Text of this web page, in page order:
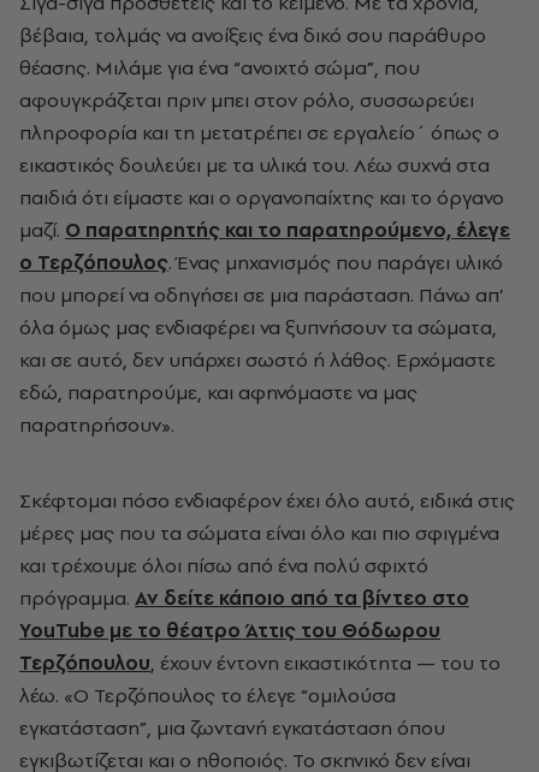
βέβαια, τολμάς να ανοίξεις ένα δικό σου παράθυρο
θέασης. Μιλάμε για ένα “ανοιχτό σώμα”, που
αφουγκράζεται πριν μπει στον ρόλο, συσσωρεύει
πληροφορία και τη μετατρέπει σε εργαλείο΄ όπως ο
εικαστικός δουλεύει με τα υλικά του. Λέω συχνά στα
παιδιά ότι είμαστε και ο οργανοπαίχτης και το όργανο
μαζί. Ο παρατηρητής και το παρατηρούμενο, έλεγε
ο Τερζόπουλος. Ένας μηχανισμός που παράγει υλικό
που μπορεί να οδηγήσει σε μια παράσταση. Πάνω απ’
όλα όμως μας ενδιαφέρει να ξυπνήσουν τα σώματα,
και σε αυτό, δεν υπάρχει σωστό ή λάθος. Ερχόμαστε
εδώ, παρατηρούμε, και αφηνόμαστε να μας
παρατηρήσουν».
Σκέφτομαι πόσο ενδιαφέρον έχει όλο αυτό, ειδικά στις
μέρες μας που τα σώματα είναι όλο και πιο σφιγμένα
και τρέχουμε όλοι πίσω από ένα πολύ σφιχτό
πρόγραμμα. Αν δείτε κάποιο από τα βίντεο στο
YouTube με το θέατρο Άττις του Θόδωρου
Τερζόπουλου, έχουν έντονη εικαστικότητα — του το
λέω. «Ο Τερζόπουλος το έλεγε “ομιλούσα
εγκατάσταση”, μια ζωντανή εγκατάσταση όπου
εγκιβωτίζεται και ο ηθοποιός. Το σκηνικό δεν είναι